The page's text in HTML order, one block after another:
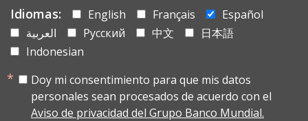
Idiomas: English Français
Español
العربية
Русский 中文
日本語
Indonesian
Doy mi consentimiento para que mis datos
personales sean procesados de acuerdo con el
Aviso de privacidad del Grupo Banco Mundial.